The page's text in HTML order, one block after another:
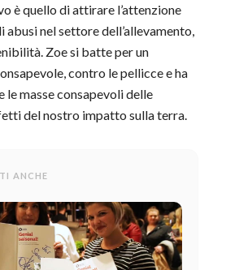
è quello di attirare l’attenzione
abusi nel settore dell’allevamento,
Zoe si batte per un
contro le pellicce e ha
le masse consapevoli delle
del nostro impatto sulla terra.
ANCHE